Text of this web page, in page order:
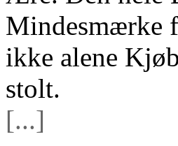
Mindesmærke
ikke alene
stolt.
[...]